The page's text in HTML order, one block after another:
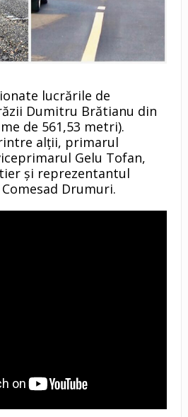
lucrările de
Dumitru Brătianu din
de 561,53 metri).
alţii, primarul
Gelu Tofan,
și reprezentantul
Drumuri.